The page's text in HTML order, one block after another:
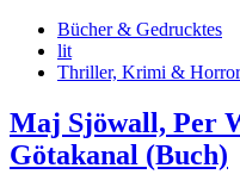
Bücher & Gedrucktes
lit
Thriller, Krimi & Horror
Maj Sjöwall, Per
Götakanal (Buch)